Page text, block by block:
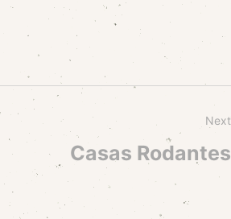
Next
Casas Rodantes